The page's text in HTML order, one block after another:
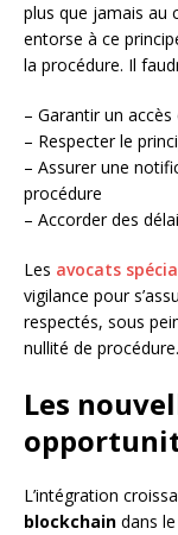
plus que jamais au
entorse à ce
la procédure. Il
– Garantir un
– Respecter le
– Assurer une
procédure
– Accorder des
Les avocats
vigilance pour
respectés, sous
nullité de procédure.
Les
L’intégration
blockchain dans